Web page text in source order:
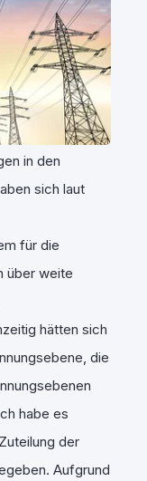
in den
sich laut
für die
über weite
hätten sich
die
habe es
der
Aufgrund